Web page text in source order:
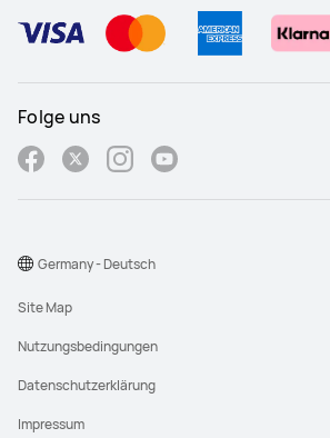
Folge uns
Site Map
Nutzungsbedingungen
Datenschutzerklärung
Impressum
Germany - Deutsch